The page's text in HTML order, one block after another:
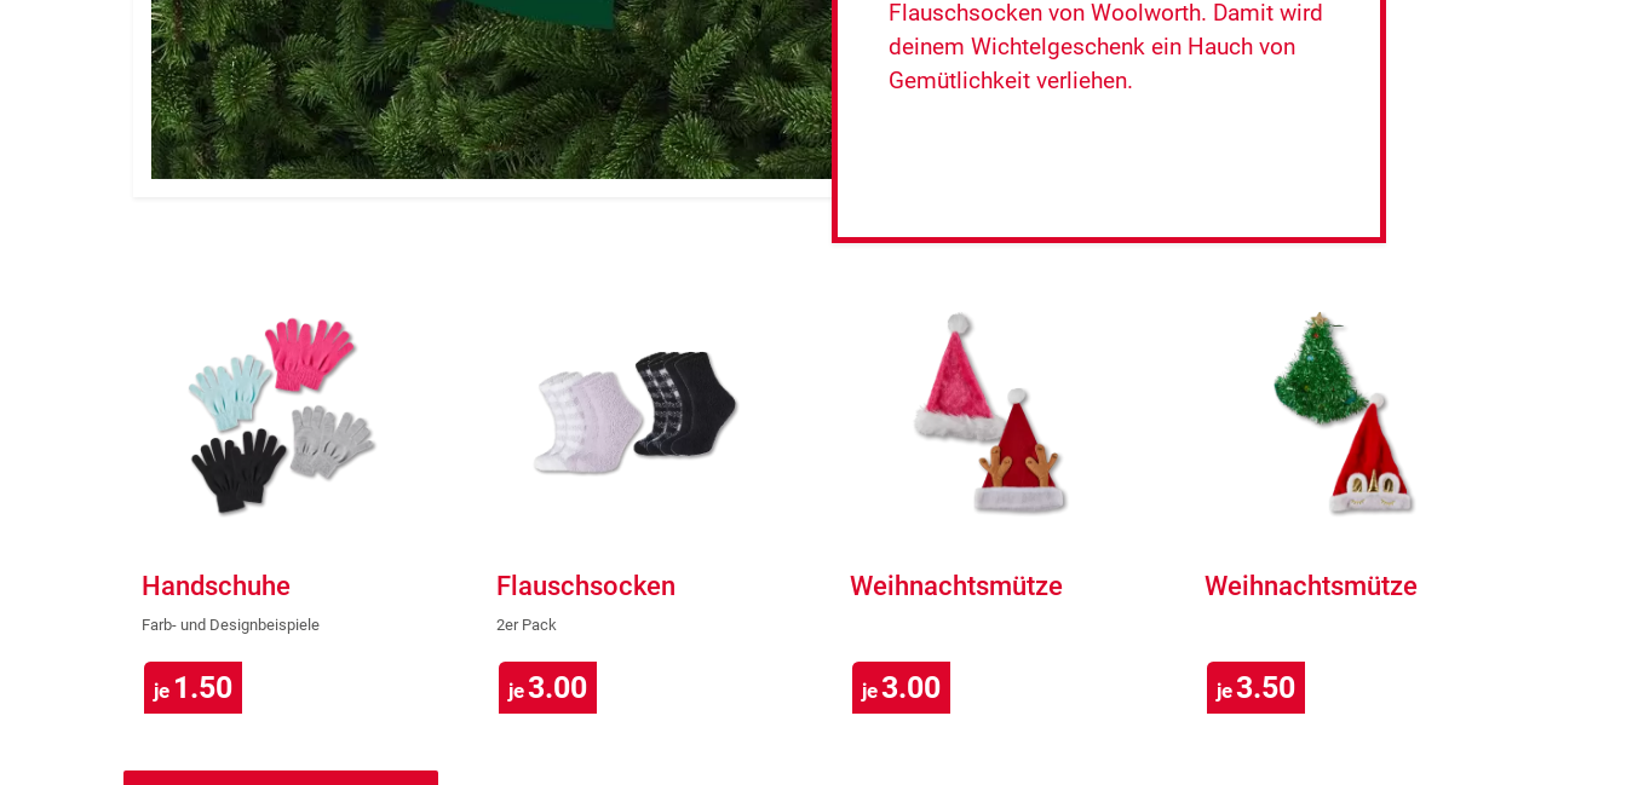
Flauschsocken von Woolworth. Damit wird
deinem Wichtelgeschenk ein Hauch von
Gemütlichkeit verliehen.
Handschuhe
Farb- und Designbeispiele
je 1.50
Flauschsocken
2er Pack
je3.00
Weihnachtsmütze
je3.00
Weihnachtsmütze
je3.50